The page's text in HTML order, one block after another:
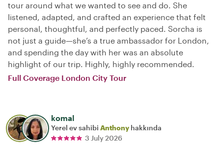
tour around what we wanted to see and do. She
listened, adapted, and crafted an experience that felt
personal, thoughtful, and perfectly paced. Sorcha is
not just a guide—she’s a true ambassador for London,
and spending the day with her was an absolute
highlight of our trip. Highly, highly recommended.
Full Coverage London City Tour
komal
Yerel ev sahibi Anthony hakkında
3 July 2026